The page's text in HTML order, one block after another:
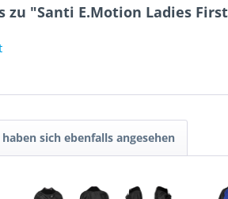
"Santi E.Motion Ladies
sich ebenfalls angesehen